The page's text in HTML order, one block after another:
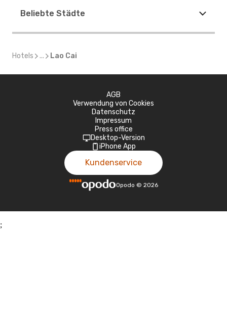
Beliebte Städte
Hotels ... Lao Cai
AGB
Verwendung von Cookies
Datenschutz
Impressum
Press office
Desktop-Version
iPhone App
Kundenservice
Opodo © 2026
;